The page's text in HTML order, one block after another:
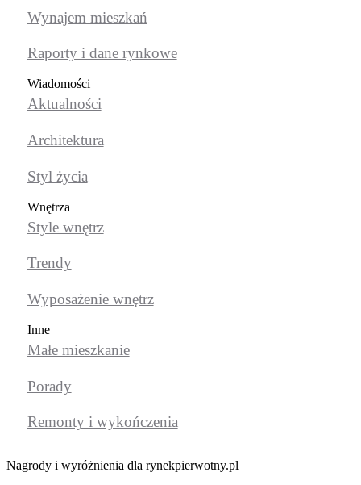
Wynajem mieszkań
Raporty i dane rynkowe
Wiadomości
Aktualności
Architektura
Styl życia
Wnętrza
Style wnętrz
Trendy
Wyposażenie wnętrz
Inne
Małe mieszkanie
Porady
Remonty i wykończenia
Nagrody i wyróżnienia dla rynekpierwotny.pl